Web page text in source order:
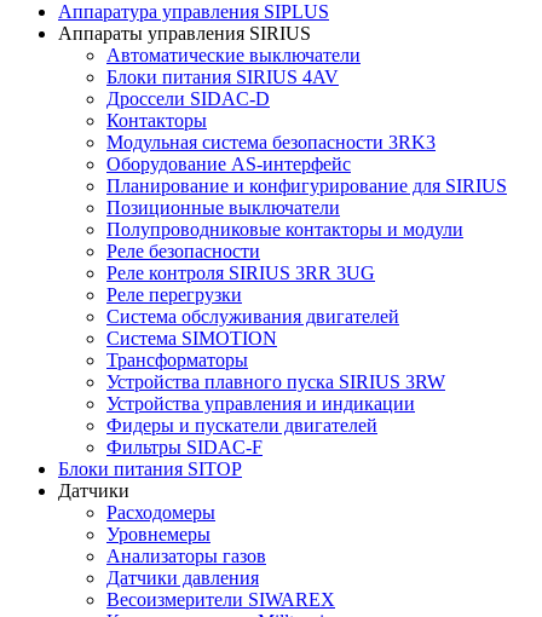
Аппаратура управления SIPLUS
Аппараты управления SIRIUS
Автоматические выключатели
Блоки питания SIRIUS 4AV
Дроссели SIDAC-D
Контакторы
Модульная система безопасности 3RK3
Оборудование AS-интерфейс
Планирование и конфигурирование для SIRIUS
Позиционные выключатели
Полупроводниковые контакторы и модули
Реле безопасности
Реле контроля SIRIUS 3RR 3UG
Реле перегрузки
Сиcтема обслуживания двигателей
Система SIMOTION
Трансформаторы
Устройства плавного пуска SIRIUS 3RW
Устройства управления и индикации
Фидеры и пускатели двигателей
Фильтры SIDAC-F
Блоки питания SITOP
Датчики
Расходомеры
Уровнемеры
Анализаторы газов
Датчики давления
Весоизмерители SIWAREX